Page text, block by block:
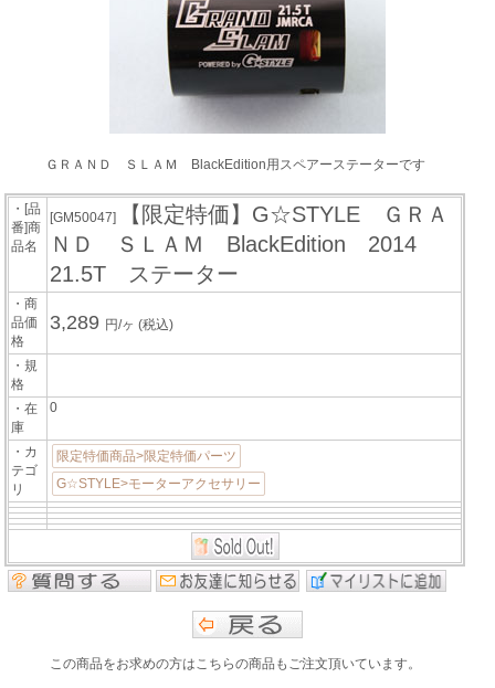
ＧＲＡＮＤ ＳＬＡＭ BlackEdition用スペアーステーターです
・[品
番]商
品名
[GM50047]
【限定特価】G☆STYLE ＧＲＡ
ＮＤ ＳＬＡＭ BlackEdition 2014
21.5T ステーター
・商
品価
格
3,289 円/ヶ(税込)
・規
格
・在
庫
0
・カ
テゴ
リ
限定特価商品>限定特価パーツ
G☆STYLE>モーターアクセサリー
この商品をお求めの方はこちらの商品もご注文頂いています。